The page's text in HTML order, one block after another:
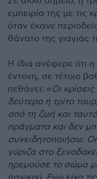
εμπειρία της με τις
όταν έκανε
θάνατο της γιαγιάς
Η ίδια ανέφερε ότι
έντονη, σε τέτοιο
πεθάνει: «Οι
δεύτερο ή τρίτο
από τη ζωή και
πράγματα και δεν
συνειδητοποιήσω.
γύριζα στο
ηρεμούσε το σώμα